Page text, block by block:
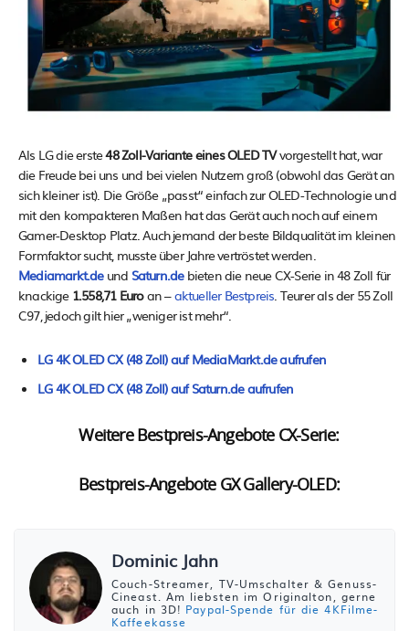
Als LG die erste48 Zoll-Variante eines OLED TVvorgestellt hat, war
die Freude bei uns und bei vielen Nutzern groß (obwohl das Gerät an
sich kleiner ist). Die Größe „passt“ einfach zur OLED-Technologie und
mit den kompakteren Maßen hat das Gerät auch noch auf einem
Gamer-Desktop Platz. Auch jemand der beste Bildqualität im kleinen
Formfaktor sucht, musste über Jahre vertröstet werden.
Mediamarkt.de und Saturn.de bieten die neue CX-Serie in 48 Zoll für
knackige 1.558,71 Euroan –aktueller Bestpreis . Teurer als der 55 Zoll
C97, jedoch gilt hier „weniger ist mehr“.
LG 4K OLED CX (48 Zoll) auf MediaMarkt.de aufrufen
LG 4K OLED CX (48 Zoll) auf Saturn.de aufrufen
Weitere Bestpreis-Angebote CX-Serie:
Bestpreis-Angebote GX Gallery-OLED:
Dominic Jahn
Couch-Streamer, TV-Umschalter & Genuss-
Cineast. Am liebsten im Originalton, gerne
auch in 3D! Paypal-Spende für die 4KFilme-
Kaffeekasse